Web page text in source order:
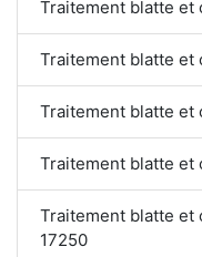
Traitement blatte et
Traitement blatte et
Traitement blatte et
Traitement blatte et
Traitement blatte et
17250